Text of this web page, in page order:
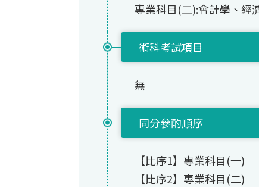
專業科目(二):會計學、經
術科考試項目
無
同分參酌順序
【比序1】專業科目(一)
【比序2】專業科目(二)